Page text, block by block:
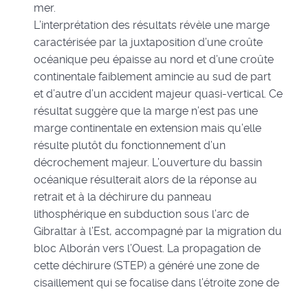
mer.
L’interprétation des résultats révèle une marge
caractérisée par la juxtaposition d’une croûte
océanique peu épaisse au nord et d’une croûte
continentale faiblement amincie au sud de part
et d’autre d’un accident majeur quasi-vertical. Ce
résultat suggère que la marge n’est pas une
marge continentale en extension mais qu’elle
résulte plutôt du fonctionnement d’un
décrochement majeur. L’ouverture du bassin
océanique résulterait alors de la réponse au
retrait et à la déchirure du panneau
lithosphérique en subduction sous l’arc de
Gibraltar à l’Est, accompagné par la migration du
bloc Alborán vers l’Ouest. La propagation de
cette déchirure (STEP) a généré une zone de
cisaillement qui se focalise dans l’étroite zone de